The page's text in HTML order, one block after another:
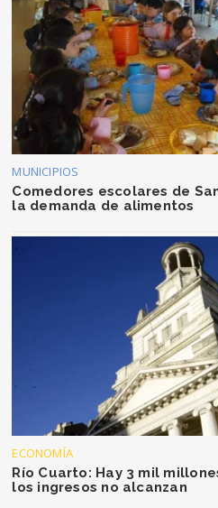
MUNICIPIOS
Comedores escolares de
la demanda de alimentos
ECONOMÍA
Río Cuarto: Hay 3 mil
los ingresos no alcanzan